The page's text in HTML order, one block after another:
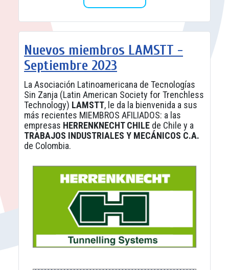
Nuevos miembros LAMSTT -
Septiembre 2023
La Asociación Latinoamericana de Tecnologías
Sin Zanja (Latin American Society for Trenchless
Technology) LAMSTT, le da la bienvenida a sus
más recientes MIEMBROS AFILIADOS: a las
empresas HERRENKNECHT CHILE de Chile y a
TRABAJOS INDUSTRIALES Y MECÁNICOS C.A.
de Colombia.